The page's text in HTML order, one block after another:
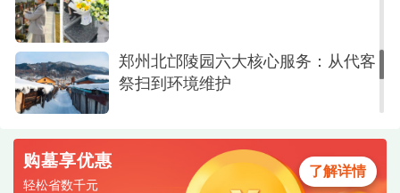
陵园一角
第三步：签合同与付款——权责清晰，保障
权益
郑州北邙陵园六大核心服务：从代客
祭扫到环境维护
购墓享优惠
轻松省数千元
了解详情